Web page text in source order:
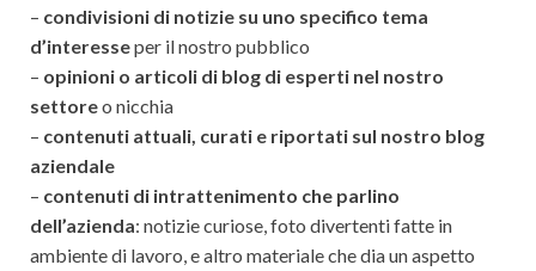
– condivisioni di notizie su uno specifico tema
d’interesseper il nostro pubblico
– opinioni o articoli di blog di esperti nel nostro
settoreo nicchia
– contenuti attuali, curati e riportati sul nostro blog
aziendale
– contenuti di intrattenimento che parlino
dell’azienda: notizie curiose, foto divertenti fatte in
ambiente di lavoro, e altro materiale che dia un aspetto